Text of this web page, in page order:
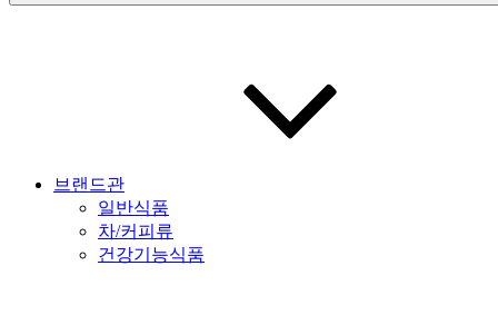
브랜드관
일반식품
차/커피류
건강기능식품